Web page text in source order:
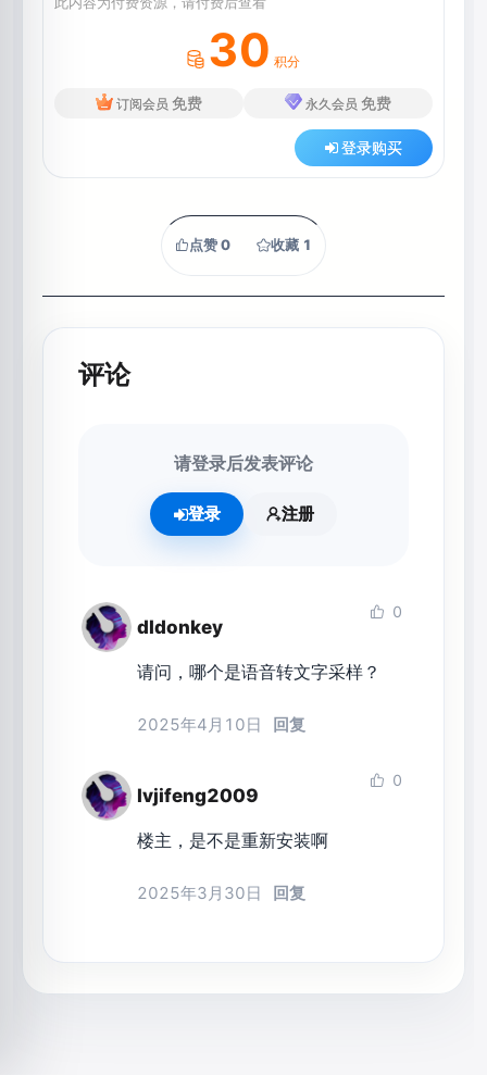
30 积分
订阅会员 免费 永久会员 免费
登录购买
点赞0 收藏 1
评论
请登录后发表评论
登录 注册
dldonkey
0
请问，哪个是语音转文字采样？
2025年4月10日 回复
lvjifeng2009
0
楼主，是不是重新安装啊
2025年3月30日 回复